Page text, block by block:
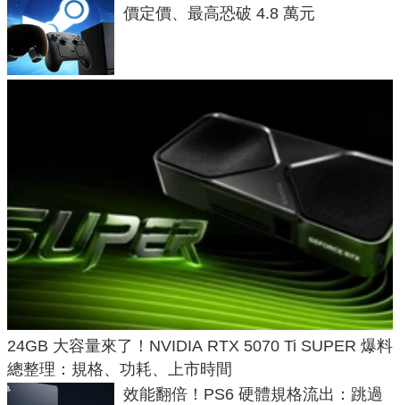
價定價、最高恐破 4.8 萬元
24GB 大容量來了！NVIDIA RTX 5070 Ti SUPER 爆料
總整理：規格、功耗、上市時間
效能翻倍！PS6 硬體規格流出：跳過